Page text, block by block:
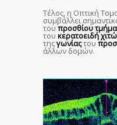
Τέλος, η Οπτική
συμβάλλει
του προσθίου
του κερατοειδή
τηςγωνίαςτου
άλλων δομών.